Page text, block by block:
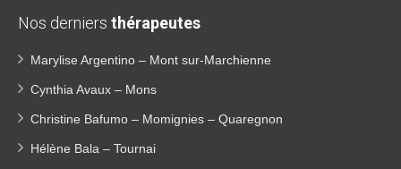
Nos derniers thérapeutes
Marylise Argentino – Mont sur-Marchienne
Cynthia Avaux – Mons
Christine Bafumo – Momignies – Quaregnon
Hélène Bala – Tournai